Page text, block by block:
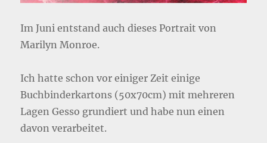
Im Juni entstand auch dieses Portrait von
Marilyn Monroe.
Ich hatte schon vor einiger Zeit einige
Buchbinderkartons (50x70cm) mit mehreren
Lagen Gesso grundiert und habe nun einen
davon verarbeitet.